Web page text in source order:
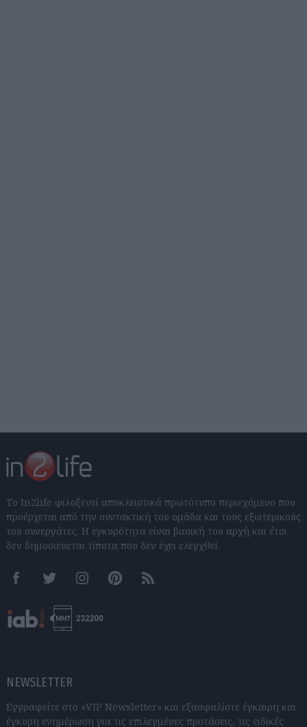
Το In2life φιλοξενεί αποκλειστικά πρωτότυπο περιεχόμενο που
προέρχεται από την συντακτική του ομάδα και τους εξωτερικούς
του συνεργάτες. Η εγκυρότητα είναι βασική του αρχή και έτσι
δεν δημοσιεύεται τίποτα που δεν έχει ελεγχθεί.
FacebookTwitter InstagramPinterestRSS feeds
NEWSLETTER
Εγγραφείτε στο «VIP Newsletter» και εξασφαλίστε έγκαιρη και
έγκυρη ενημέρωση για τις επιλεγμένες προτάσεις, τις ειδικές